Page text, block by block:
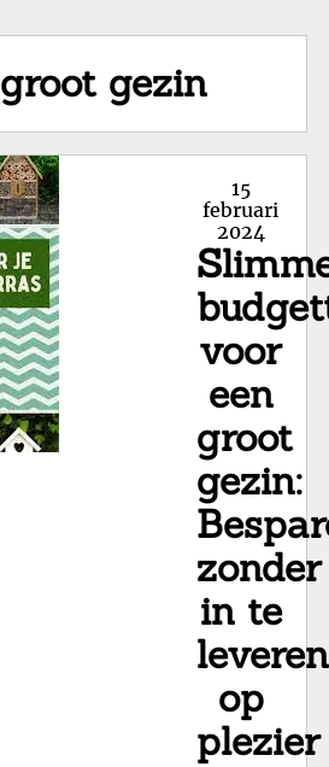
groot gezin
Posted
on
15
februari
2024
voor
een
groot
gezin:
zonder
in te
leveren
op
plezier